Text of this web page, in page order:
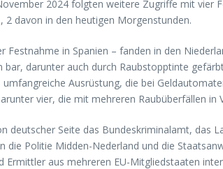
2024 folgten weitere Zugriffe mit
davon in den heutigen Morgenstunden.
Festnahme in Spanien – fanden in den
bar, darunter auch durch Raubstopptinte
Ausrüstung, die bei
vier, die mit mehreren Raubüberfällen in
deutscher Seite das Bundeskriminalamt, das
die Politie Midden-Nederland und die
Ermittler aus mehreren EU-Mitgliedstaaten